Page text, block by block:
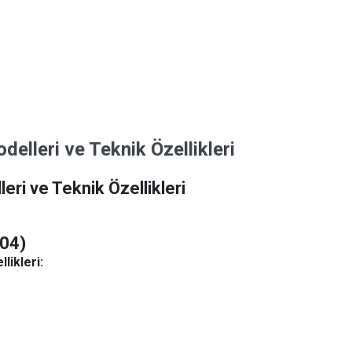
ve Teknik Özellikleri
ve Teknik Özellikleri